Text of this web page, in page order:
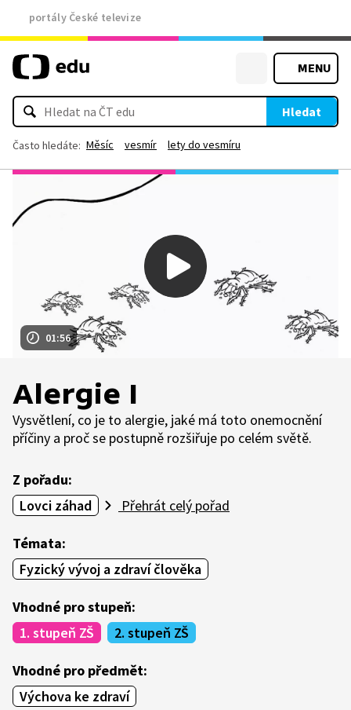
portály České televize
MENU
Hledat
Často hledáte: Měsíc vesmír lety do vesmíru
01:56
Alergie I
Vysvětlení, co je to alergie, jaké má toto onemocnění
příčiny a proč se postupně rozšiřuje po celém světě.
Z pořadu:
Lovci záhad
Přehrát celý pořad
Témata:
Fyzický vývoj a zdraví člověka
Vhodné pro stupeň:
1. stupeň ZŠ
2. stupeň ZŠ
Vhodné pro předmět:
Výchova ke zdraví